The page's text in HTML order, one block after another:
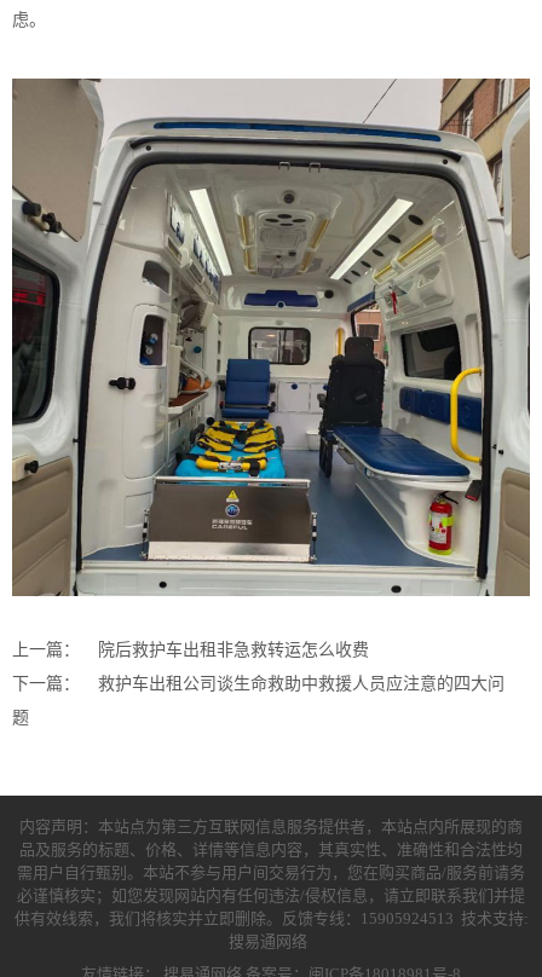
虑。
上一篇：
院后救护车出租非急救转运怎么收费
下一篇：
救护车出租公司谈生命救助中救援人员应注意的四大问
题
内容声明：本站点为第三方互联网信息服务提供者，本站点内所展现的商
品及服务的标题、价格、详情等信息内容，其真实性、准确性和合法性均
需用户自行甄别。本站不参与用户间交易行为，您在购买商品/服务前请务
必谨慎核实；如您发现网站内有任何违法/侵权信息，请立即联系我们并提
供有效线索，我们将核实并立即删除。反馈专线：15905924513 技术支持:
搜易通网络